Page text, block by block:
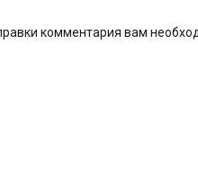
комментария вам